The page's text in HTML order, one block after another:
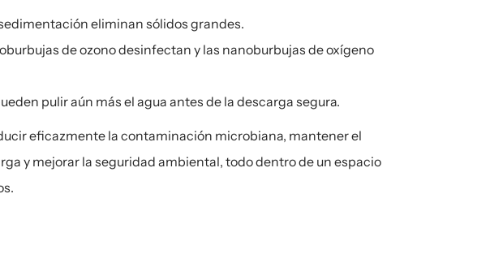
eliminan sólidos grandes.
de ozono desinfectan y las nanoburbujas de oxígeno
pulir aún más el agua antes de la descarga segura.
eficazmente la contaminación microbiana, mantener el
y mejorar la seguridad ambiental, todo dentro de un espacio